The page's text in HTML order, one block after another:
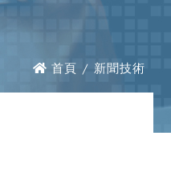
首頁 / 新聞技術